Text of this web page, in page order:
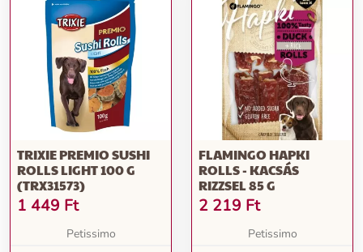
TRIXIE PREMIO SUSHI
ROLLS LIGHT 100 G
(TRX31573)
1 449 Ft
Petissimo
FLAMINGO HAPKI
ROLLS - KACSÁS
RIZZSEL 85 G
2 219 Ft
Petissimo